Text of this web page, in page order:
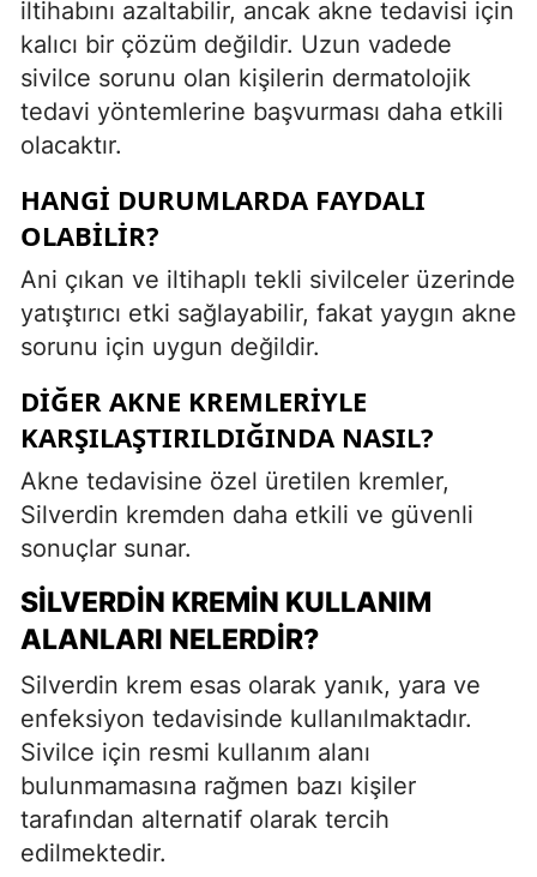
iltihabını azaltabilir, ancak akne tedavisi için
kalıcı bir çözüm değildir. Uzun vadede
sivilce sorunu olan kişilerin dermatolojik
tedavi yöntemlerine başvurması daha etkili
olacaktır.
HANGI DURUMLARDA FAYDALI
OLABILIR?
Ani çıkan ve iltihaplı tekli sivilceler üzerinde
yatıştırıcı etki sağlayabilir, fakat yaygın akne
sorunu için uygun değildir.
DIĞER AKNE KREMLERIYLE
KARŞILAŞTIRILDIĞINDA NASIL?
Akne tedavisine özel üretilen kremler,
Silverdin kremden daha etkili ve güvenli
sonuçlar sunar.
SILVERDIN KREMIN KULLANIM
ALANLARI NELERDIR?
Silverdin krem esas olarak yanık, yara ve
enfeksiyon tedavisinde kullanılmaktadır.
Sivilce için resmi kullanım alanı
bulunmamasına rağmen bazı kişiler
tarafından alternatif olarak tercih
edilmektedir.